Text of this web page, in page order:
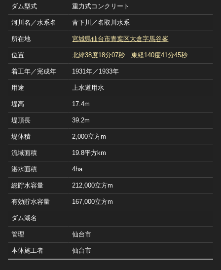
ダム型式 重力式コンクリート
河川名／水系名 青下川／名取川水系
所在地 宮城県仙台市青葉区大倉字馬谷峯
位置 北緯38度18分07秒 東経140度41分45秒
着工年／完成年 1931年／1933年
用途 上水道用水
堤高 17.4m
堤頂長 39.2m
堤体積 2,000立方m
流域面積 19.8平方km
湛水面積 4ha
総貯水容量 212,000立方m
有効貯水容量 167,000立方m
ダム湖名
管理 仙台市
本体施工者 仙台市